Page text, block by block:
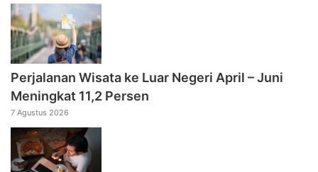
Perjalanan Wisata ke Luar Negeri April – Juni
Meningkat 11,2 Persen
7 Agustus 2026